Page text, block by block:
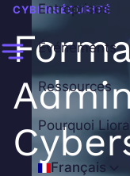
Entreprises
Événements
Ressources
Pourquoi
Français
CYBERSÉCURITÉ